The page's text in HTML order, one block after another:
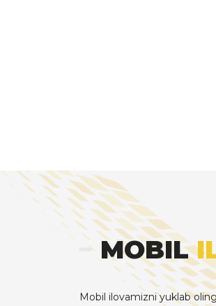
MOBIL
Mobil ilovamizni yuklab